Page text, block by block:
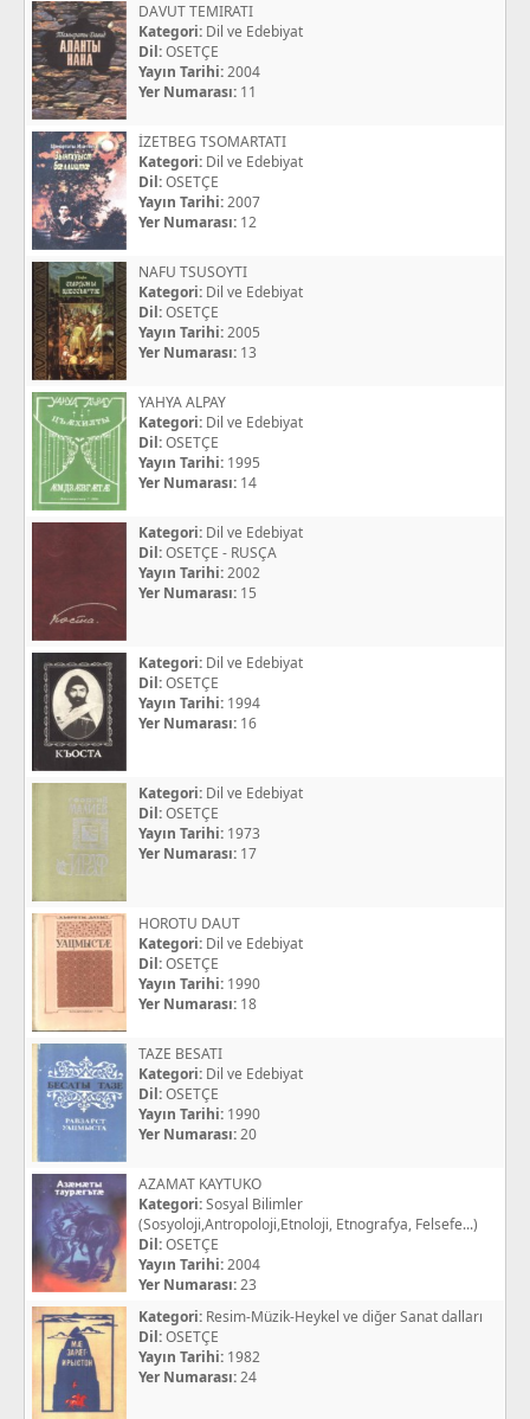
DAVUT TEMIRATI
Kategori: Dil ve Edebiyat
Dil:OSETÇE
Yayın Tarihi:2004
Yer Numarası: 11
İZETBEG TSOMARTATI
Kategori: Dil ve Edebiyat
Dil:OSETÇE
Yayın Tarihi:2007
Yer Numarası: 12
NAFU TSUSOYTI
Kategori: Dil ve Edebiyat
Dil:OSETÇE
Yayın Tarihi:2005
Yer Numarası: 13
YAHYA ALPAY
Kategori: Dil ve Edebiyat
Dil:OSETÇE
Yayın Tarihi: 1995
Yer Numarası: 14
Kategori: Dil ve Edebiyat
Dil:OSETÇE - RUSÇA
Yayın Tarihi:2002
Yer Numarası: 15
Kategori: Dil ve Edebiyat
Dil:OSETÇE
Yayın Tarihi: 1994
Yer Numarası: 16
Kategori: Dil ve Edebiyat
Dil:OSETÇE
Yayın Tarihi: 1973
Yer Numarası: 17
HOROTU DAUT
Kategori: Dil ve Edebiyat
Dil:OSETÇE
Yayın Tarihi: 1990
Yer Numarası: 18
TAZE BESATI
Kategori: Dil ve Edebiyat
Dil:OSETÇE
Yayın Tarihi: 1990
Yer Numarası:20
AZAMAT KAYTUKO
Kategori:Sosyal Bilimler
(Sosyoloji,Antropoloji,Etnoloji, Etnografya, Felsefe...)
Dil:OSETÇE
Yayın Tarihi:2004
Yer Numarası:23
Kategori: Resim-Müzik-Heykel ve diğer Sanat dalları
Dil:OSETÇE
Yayın Tarihi: 1982
Yer Numarası:24